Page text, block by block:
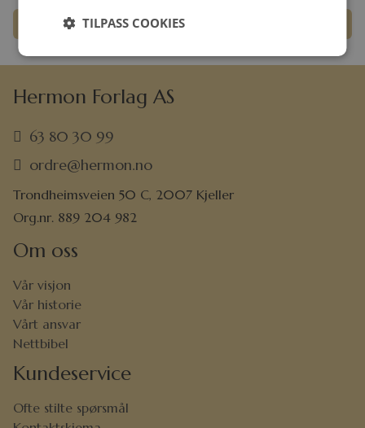
Legg i handlekurv
Hermon Forlag AS
63 80 30 99
ordre@hermon.no
Trondheimsveien 50 C, 2007 Kjeller
Org.nr. 889 204 982
Om oss
Vår visjon
Vår historie
Vårt ansvar
Nettbibel
Kundeservice
Ofte stilte spørsmål
TILPASS COOKIES